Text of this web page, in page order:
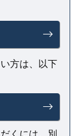
方は、以下
くには、別